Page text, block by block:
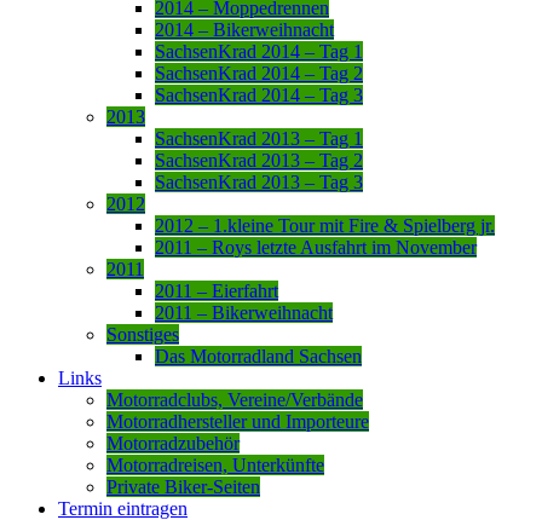
2014 – Moppedrennen
2014 – Bikerweihnacht
SachsenKrad 2014 – Tag 1
SachsenKrad 2014 – Tag 2
SachsenKrad 2014 – Tag 3
2013
SachsenKrad 2013 – Tag 1
SachsenKrad 2013 – Tag 2
SachsenKrad 2013 – Tag 3
2012
2012 – 1.kleine Tour mit Fire & Spielberg jr.
2011 – Roys letzte Ausfahrt im November
2011
2011 – Eierfahrt
2011 – Bikerweihnacht
Sonstiges
Das Motorradland Sachsen
Links
Motorradclubs, Vereine/Verbände
Motorradhersteller und Importeure
Motorradzubehör
Motorradreisen, Unterkünfte
Private Biker-Seiten
Termin eintragen